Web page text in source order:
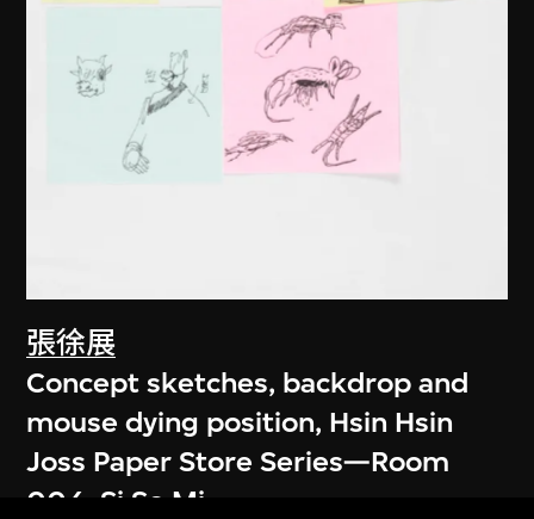
張徐展
Concept sketches, backdrop and
mouse dying position, Hsin Hsin
Joss Paper Store Series—Room
004, Si So Mi